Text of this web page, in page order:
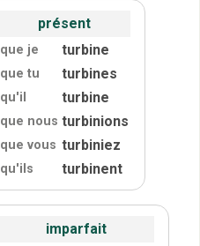
présent
que je turbine
que tu turbines
qu'il turbine
que nous turbinions
que vous turbiniez
qu'ils turbinent
imparfait